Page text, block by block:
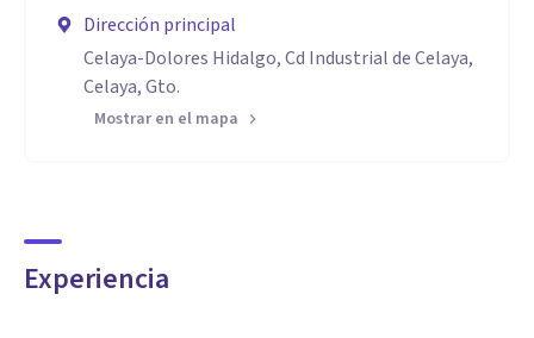
Dirección principal
Celaya-Dolores Hidalgo, Cd Industrial de Celaya,
Celaya, Gto.
Mostrar en el mapa
Experiencia